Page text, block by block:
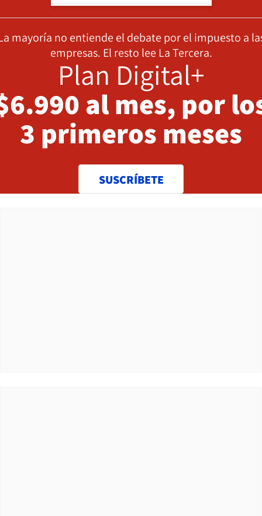
mayoría no entiende el debate por el impuesto a
empresas. El resto lee La Tercera.
Plan Digital+
al mes, por
3 primeros meses
SUSCRÍBETE